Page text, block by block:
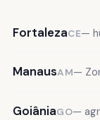
FortalezaCE—
ManausAM—
GoiâniaGO—